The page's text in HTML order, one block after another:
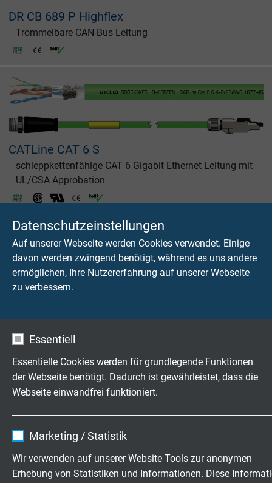
Datenschutzeinstellungen
Auf unserer Webseite werden Cookies verwendet. Einige
davon werden zwingend benötigt, während es uns andere
ermöglichen, Ihre Nutzererfahrung auf unserer Webseite
zu verbessern.
Essentiell
Essentielle Cookies werden für grundlegende Funktionen
der Webseite benötigt. Dadurch ist gewährleistet, dass die
Webseite einwandfrei funktioniert.
Laufzeit 1 Jahr
Marketing / Statistik
Wir verwenden auf unserer Website Tools zur anonymen
Erhebung von Statistiken und Informationen. Diese
DR CB 689 P Highflex
Trommelbare CAN-Bus Leitung
CATLine CAT 6 S
schleppkettenfähige CAT 6 Gigabit Ethernet Leitung mit
UL/CSA Approbation
CATLine CAT 6A DR
trommelbare CAT 6A Gigabit Ethernet Leitung